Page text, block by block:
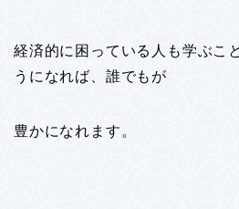
経済的に困っている人も学ぶこ
うになれば、誰でもが
豊かになれます。